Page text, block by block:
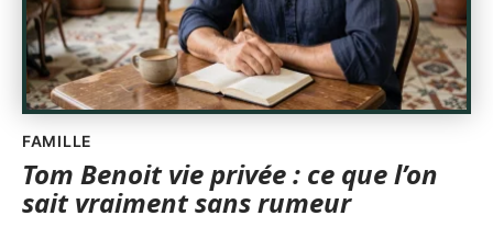
FAMILLE
Tom Benoit vie privée : ce que l’on
sait vraiment sans rumeur